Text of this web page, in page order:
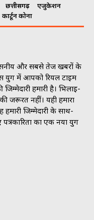
छत्तीसगढ़
एजुकेशन
कार्टून कोना
और सबसे तेज खबरों के
युग में आपको रियल टाइम
हमारी है। भिलाई-
जरूरत नहीं। यही हमारा
जिम्मेदारी के साथ-
का एक नया युग